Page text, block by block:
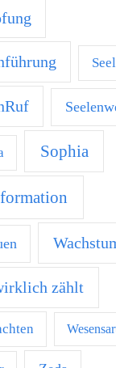
Sophia
zählt